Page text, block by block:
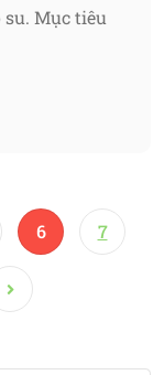
Mục tiêu
6 7